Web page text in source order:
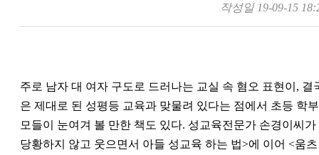
작성일19-09-15
주로 남자 대 여자 구도로 드러나는 교실 속 혐오 표현이, 결
은 제대로 된 성평등 교육과 맞물려 있다는 점에서 초등 학부
모들이 눈여겨 볼 만한 책도 있다. 성교육전문가 손경이씨가
당황하지 않고 웃으면서 아들 성교육 하는 법>에 이어 <움츠